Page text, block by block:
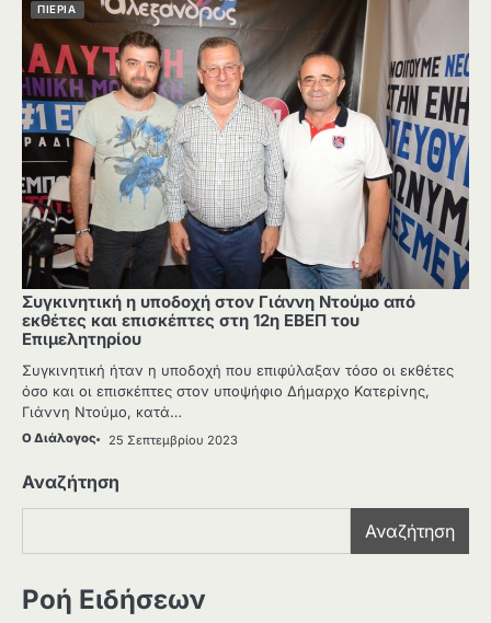
ΠΙΕΡΙΑ
Συγκινητική η υποδοχή στον Γιάννη Ντούμο από
εκθέτες και επισκέπτες στη 12η ΕΒΕΠ του
Επιμελητηρίου
Συγκινητική ήταν η υποδοχή που επιφύλαξαν τόσο οι εκθέτες
όσο και οι επισκέπτες στον υποψήφιο Δήμαρχο Κατερίνης,
Γιάννη Ντούμο, κατά…
Ο Διάλογος 25 Σεπτεμβρίου 2023
Αναζήτηση
Αναζήτηση
Ροή Ειδήσεων